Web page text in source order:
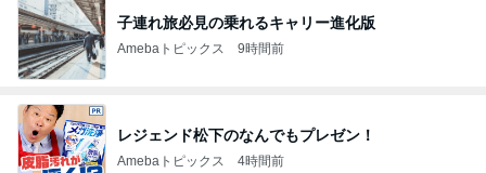
子連れ旅必見の乗れるキャリー進化版
Amebaトピックス 9時間前
レジェンド松下のなんでもプレゼン！
Amebaトピックス 4時間前